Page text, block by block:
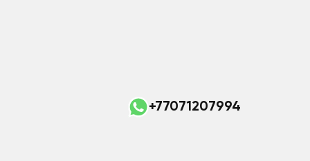
+77071207994